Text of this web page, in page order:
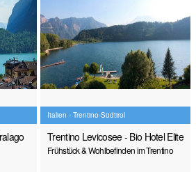
Italien - Trentino-Südtirol
Trentino Levicosee - Bio Hotel Elite
Frühstück & Wohlbefinden im Trentino